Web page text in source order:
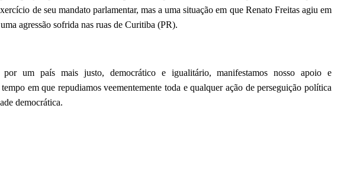
de seu mandato parlamentar, mas a uma situação em que Renato Freitas agiu em
agressão sofrida nas ruas de Curitiba (PR).
um país mais justo, democrático e igualitário, manifestamos nosso apoio e
em que repudiamos veementemente toda e qualquer ação de perseguição política
democrática.